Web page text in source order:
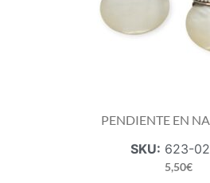
PENDIENTE EN
SKU: 623-
5,50€